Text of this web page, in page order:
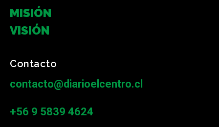
MISIÓN
VISIÓN
Contacto
contacto@diarioelcentro.cl
+56 9 5839 4624